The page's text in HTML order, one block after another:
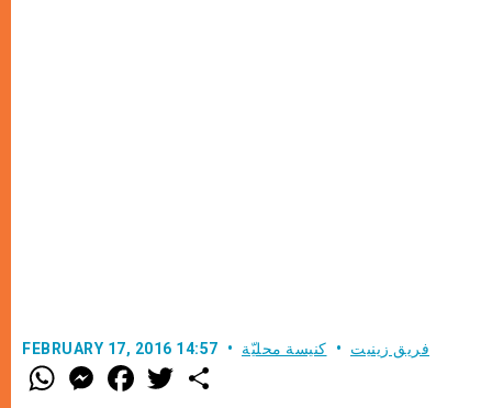
FEBRUARY 17, 2016 14:57 فريق زينيت كنيسة محليّة
W
h
M
e
F
a w